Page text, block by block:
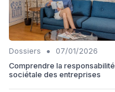
Dossiers •
07/01/2026
Comprendre la responsabilité
sociétale des entreprises